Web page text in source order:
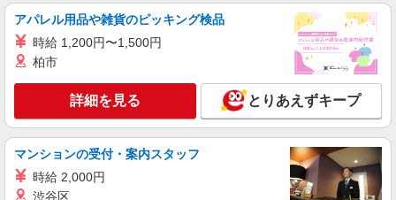
茨城県ひたちなか市／最寄駅：勝田駅 ■国道
6号×県道38号そば！周辺には店舗なども！ ≪車
通勤可≫ 徒歩7分のところに民間駐車場あり
詳細を見る
パーソルテンプスタッフ株式会社 東関東コーディネートセンター
（水戸）/26-0563560
《部署アシスタント事務》幅広い業務をお任せ
アパレル用品や雑貨のピッキング検品
時給 1,200円〜1,500円
柏市
詳細を見る とりあえずキープ
マンションの受付・案内スタッフ
時給 2,000円
渋谷区